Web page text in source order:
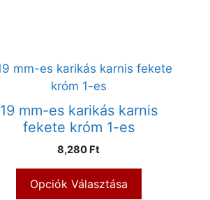
19 mm-es karikás karnis
fekete króm 1-es
8,280 Ft
Opciók Választása